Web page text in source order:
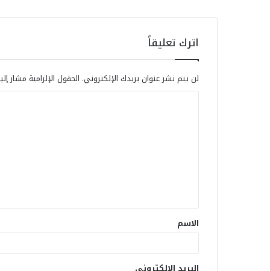
اترك تعليقاً
لن يتم نشر عنوان بريدك الإلكتروني. الحقول الإلزامية مشار
الاسم